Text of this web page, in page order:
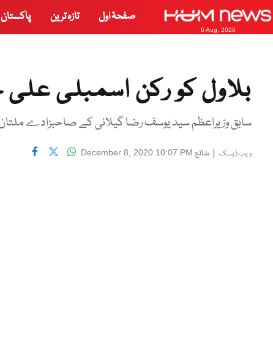
6 Aug, 2026
صفحۂ اول تازہ ترین پاکستان
بلاول کو رکن اسمبلی علی
سابق وزیراعظم سید یوسف رضا گیلانی کے صاحبزادے ملتان کے صوبائی حلقے
ویب ڈیسک | شائع December 8, 2020 10:07 PM